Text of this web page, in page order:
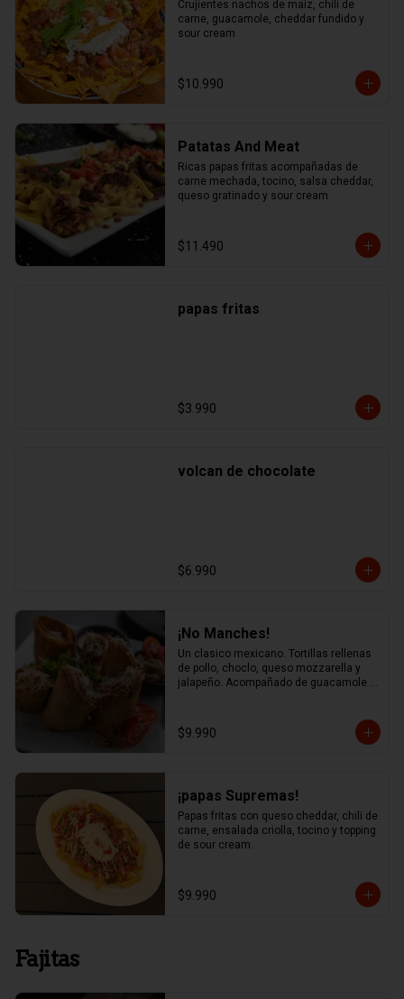
Crujientes nachos de maiz, chili de
carne, guacamole, cheddar fundido y
sour cream
$10.990
Patatas And Meat
Ricas papas fritas acompañadas de
carne mechada, tocino, salsa cheddar,
queso gratinado y sour cream
$11.490
papas fritas
$3.990
volcan de chocolate
$6.990
¡No Manches!
Un clasico mexicano. Tortillas rellenas
de pollo, choclo, queso mozzarella y
jalapeño. Acompañado de guacamole y
$9.990
¡papas Supremas!
Papas fritas con queso cheddar, chili de
carne, ensalada criolla, tocino y topping
de sour cream.
$9.990
Fajitas